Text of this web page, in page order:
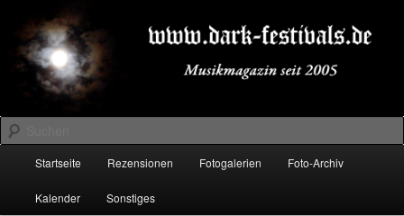
primären
Inhalt
springen
sekundären
Inhalt
springenDARK-FESTIVALS.DE
Suchen
Startseite Rezensionen Fotogalerien Foto-Archiv
Kalender Sonstiges